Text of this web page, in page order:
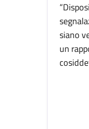
siano
un